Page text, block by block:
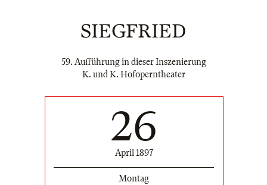
SIEGFRIED
59. Aufführung in dieser Inszenierung
K. und K. Hofoperntheater
26
April 1897
Montag